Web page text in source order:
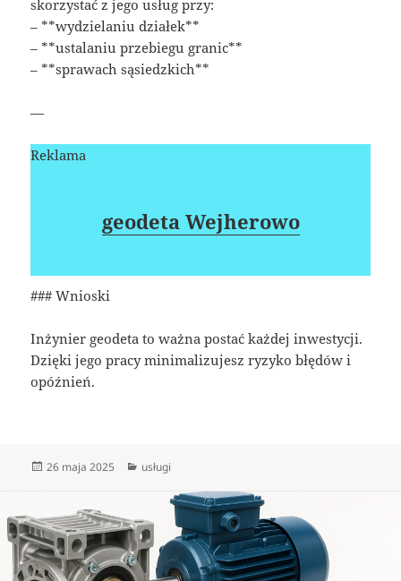
skorzystać z jego usług przy:
– **wydzielaniu działek**
– **ustalaniu przebiegu granic**
– **sprawach sąsiedzkich**
—
Reklama
geodeta Wejherowo
### Wnioski
Inżynier geodeta to ważna postać każdej inwestycji.
Dzięki jego pracy minimalizujesz ryzyko błędów i
opóźnień.
Data
26 maja 2025 Kategorie
usługi